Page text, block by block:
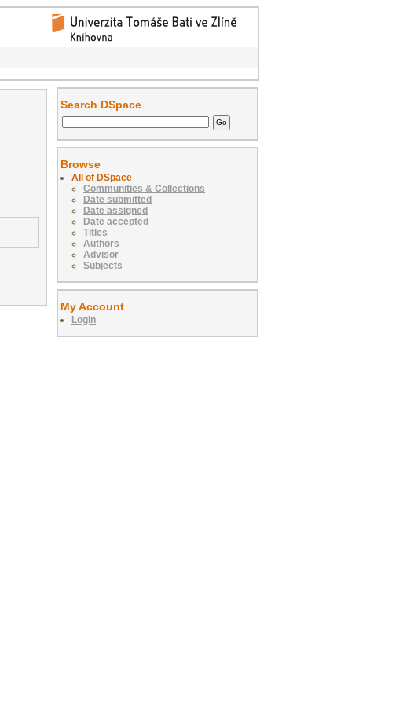
Search DSpace
Browse
All of DSpace
Communities & Collections
Date submitted
Date assigned
Date accepted
Titles
Authors
Advisor
Subjects
My Account
Login